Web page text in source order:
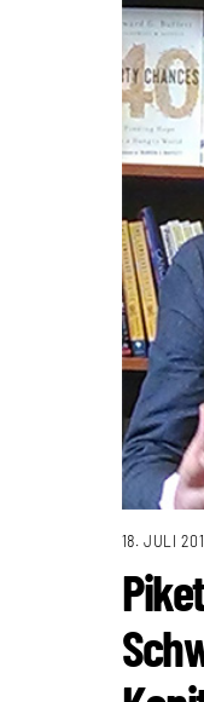
18. JULI